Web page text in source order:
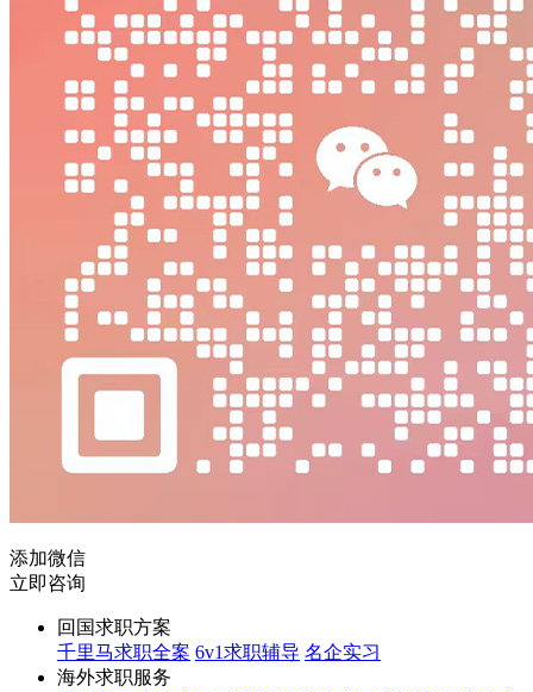
添加微信
立即咨询
回国求职方案
千里马求职全案 6v1求职辅导 名企实习
海外求职服务